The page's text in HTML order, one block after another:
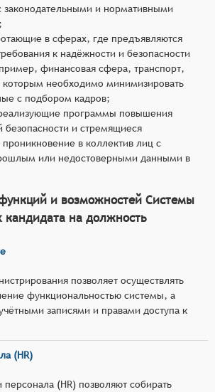
законодательными и нормативными
в сферах, где предъявляются
к надёжности и безопасности
финансовая сфера, транспорт,
которым необходимо минимизировать
с подбором кадров;
программы повышения
безопасности и стремящиеся
проникновение в коллектив лиц с
или недостоверными данными в
и возможностей Системы
кандидата на должность
позволяет осуществлять
функциональностью системы, а
записями и правами доступа к
(HR)
(HR) позволяют собирать